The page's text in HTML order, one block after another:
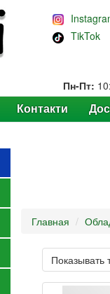
TikTok
Пн-Пт:
Контакти
Главная
Показывать